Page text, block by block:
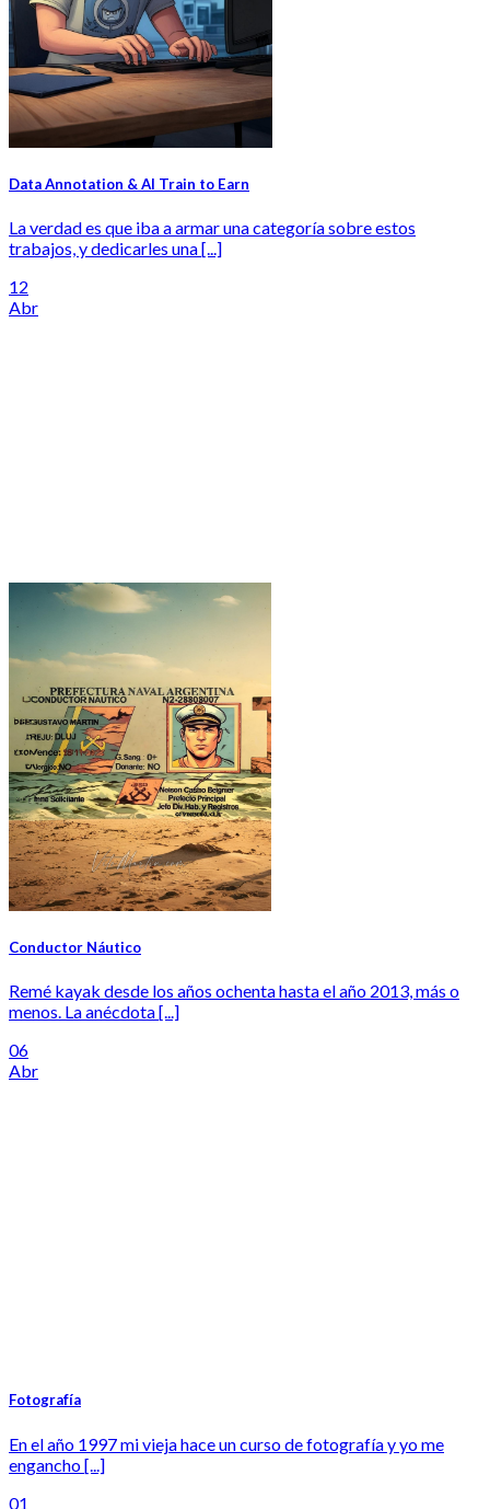
Data Annotation & AI Train to Earn
La verdad es que iba a armar una categoría sobre estos
trabajos, y dedicarles una [...]
12
Abr
Conductor Náutico
Remé kayak desde los años ochenta hasta el año 2013, más o
menos. La anécdota [...]
06
Abr
Fotografía
En el año 1997 mi vieja hace un curso de fotografía y yo me
engancho [...]
01